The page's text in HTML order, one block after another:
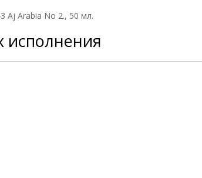
Aj Arabia No 2., 50 мл.
исполнения